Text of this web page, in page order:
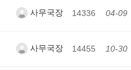
사무국장 14336 04-09
사무국장 14455 10-30